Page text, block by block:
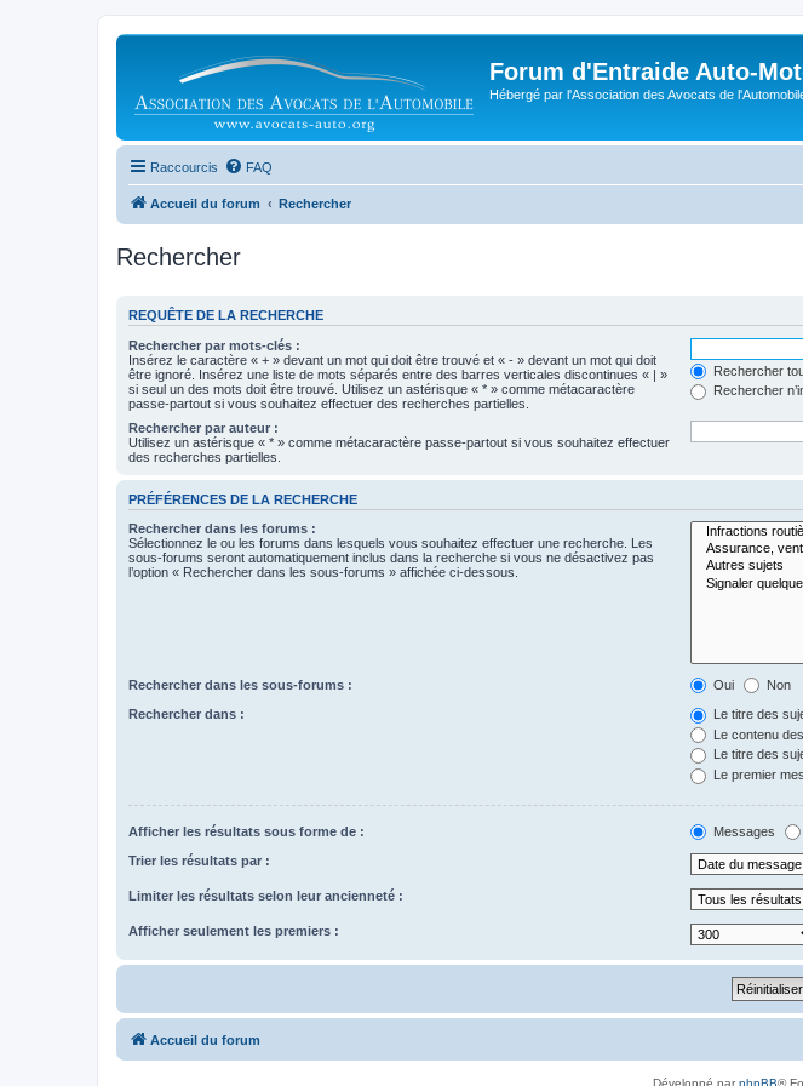
Forum d'Entraide Auto-
Hébergé par l'Association des Avocats de
Raccourcis FAQ
Accueil du forum Rechercher
Rechercher
REQUÊTE DE LA RECHERCHE
Rechercher par mots-clés :
Insérez le caractère « + » devant un mot qui doit être trouvé et « - » devant un mot qui doit
être ignoré. Insérez une liste de mots séparés entre des barres verticales discontinues « | »
si seul un des mots doit être trouvé. Utilisez un astérisque « * » comme métacaractère
passe-partout si vous souhaitez effectuer des recherches partielles.
Rechercher
Rechercher
Rechercher par auteur :
Utilisez un astérisque « * » comme métacaractère passe-partout si vous souhaitez effectuer
des recherches partielles.
PRÉFÉRENCES DE LA RECHERCHE
Rechercher dans les forums :
Sélectionnez le ou les forums dans lesquels vous souhaitez effectuer une recherche. Les
sous-forums seront automatiquement inclus dans la recherche si vous ne désactivez pas
l’option « Rechercher dans les sous-forums » affichée ci-dessous.
Rechercher dans les sous-forums : Oui Non
Rechercher dans :
Le titre des
Le contenu
Le titre des
Le premier
Afficher les résultats sous forme de : Messages
Trier les résultats par :
Limiter les résultats selon leur ancienneté :
Afficher seulement les premiers :
Accueil du forum
Développé parphpBB®